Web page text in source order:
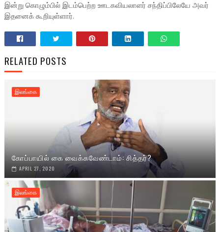
இன்று கொழும்பில் இடம்பெற்ற ஊடகவியலாளர் சந்திப்பிலேயே அவர்
இதனைக் கூறியுள்ளார்.
RELATED POSTS
இலங்கை
கோப்பாயில் கை வைக்கவேண்டாம்: சித்தர்?
APRIL 27, 2020
இலங்கை